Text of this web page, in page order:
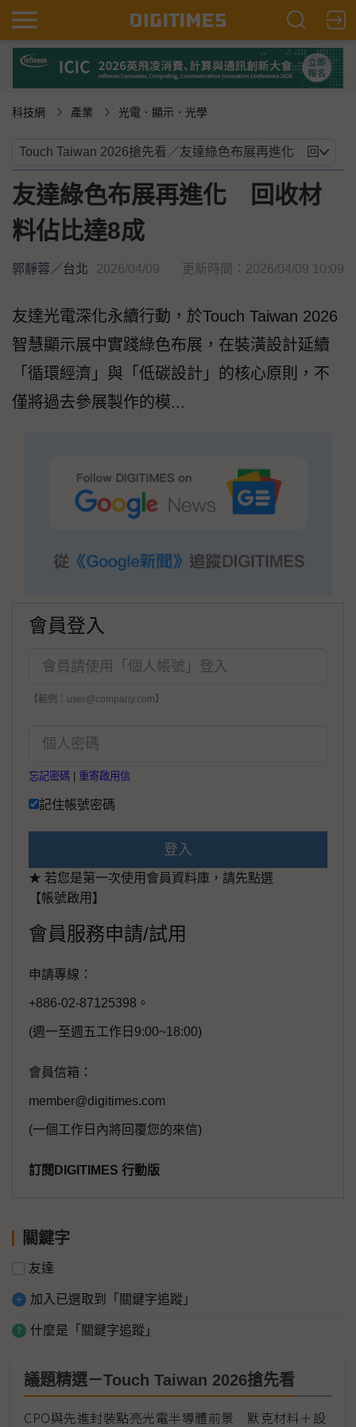
科技網 產業 光電．顯示．光學
友達綠色布展再進化 回收材
料佔比達8成
郭靜蓉／台北 2026/04/09 更新時間：2026/04/09 10:09
友達光電深化永續行動，於Touch Taiwan 2026
智慧顯示展中實踐綠色布展，在裝潢設計延續
「循環經濟」與「低碳設計」的核心原則，不
僅將過去參展製作的模...
會員登入
【範例：user@company.com】
忘記密碼 重寄啟用信
記住帳號密碼
登入
★ 若您是第一次使用會員資料庫，請先點選
【帳號啟用】
會員服務申請/試用
申請專線：
+886-02-87125398。
(週一至週五工作日9:00~18:00)
會員信箱：
member@digitimes.com
(一個工作日內將回覆您的來信)
訂閱DIGITIMES 行動版
關鍵字
友達
加入已選取到「關鍵字追蹤」
什麼是「關鍵字追蹤」
議題精選－Touch Taiwan 2026搶先看
CPO與先進封裝點亮光電半導體前景 默克材料＋設